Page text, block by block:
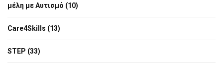
μέλη με Αυτισμό (10)
Care4Skills (13)
STEP (33)